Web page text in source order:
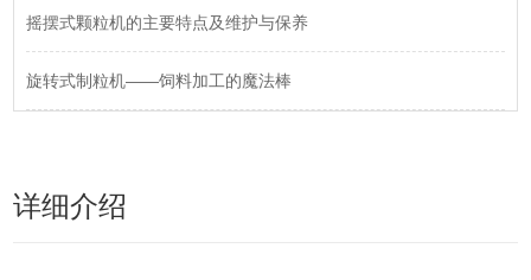
摇摆式颗粒机的主要特点及维护与保养
旋转式制粒机——饲料加工的魔法棒
详细介绍